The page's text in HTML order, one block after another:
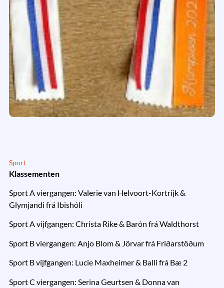
Sport
Klassementen
Sport A viergangen: Valerie van Helvoort-Kortrijk &
Glymjandi frá Ibishóli
Sport A vijfgangen: Christa Rike & Barón frá Waldthorst
Sport B viergangen: Anjo Blom & Jörvar frá Friðarstöðum
Sport B vijfgangen: Lucie Maxheimer & Balli frá Bæ 2
Sport C viergangen: Serina Geurtsen & Donna van